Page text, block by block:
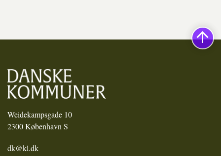
Weidekampsgade 10
2300 København S
dk@kl.dk